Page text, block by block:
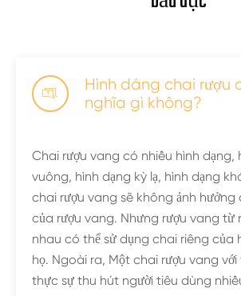

Hình dáng chai rượu
nghĩa gì không?
Chai rượu vang có nhiều hình dạng,
vuông, hình dạng kỳ lạ, hình dạng
chai rượu vang sẽ không ảnh hưởng
của rượu vang. Nhưng rượu vang từ
nhau có thể sử dụng chai riêng của
họ. Ngoài ra, Một chai rượu vang
thực sự thu hút người tiêu dùng